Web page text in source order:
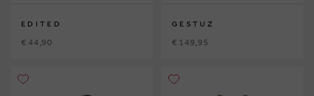
EDITED
€ 44,90
GESTUZ
€ 149,95